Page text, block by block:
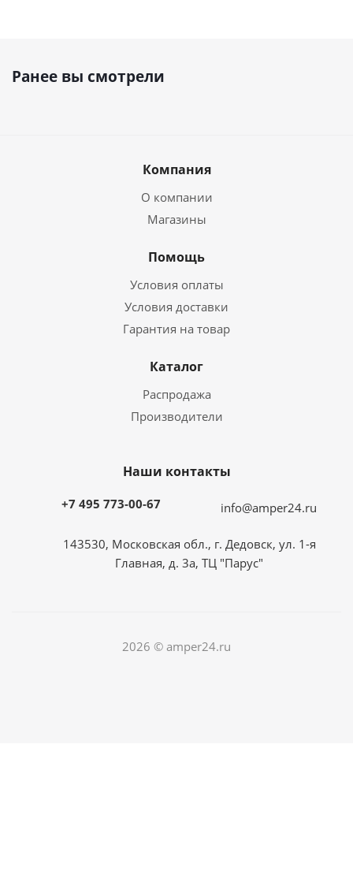
Ранее вы смотрели
Компания
О компании
Магазины
Помощь
Условия оплаты
Условия доставки
Гарантия на товар
Каталог
Распродажа
Производители
Наши контакты
+7 495 773-00-67 info@amper24.ru
143530, Московская обл., г. Дедовск, ул. 1-я
Главная, д. 3а, ТЦ "Парус"
2026 © amper24.ru